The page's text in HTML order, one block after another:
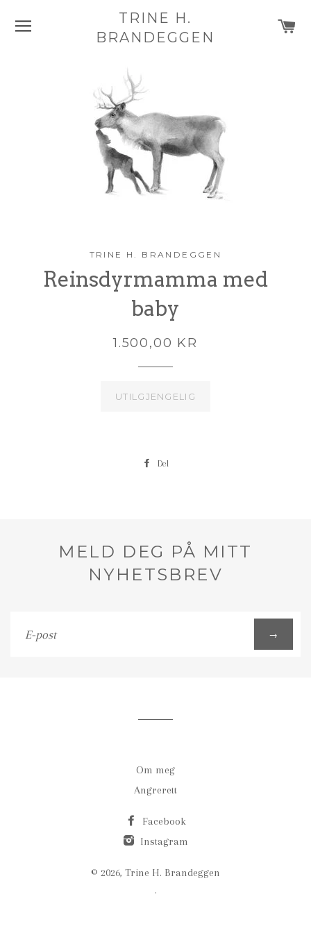
TRINE H.
BRANDEGGEN
TRINE H. BRANDEGGEN
Reinsdyrmamma med
baby
1.500,00 KR
UTILGJENGELIG
Del
MELD DEG PÅ MITT
NYHETSBREV
post
→
Om meg
Angrerett
Facebook
Instagram
© 2026, Trine H. Brandeggen
.